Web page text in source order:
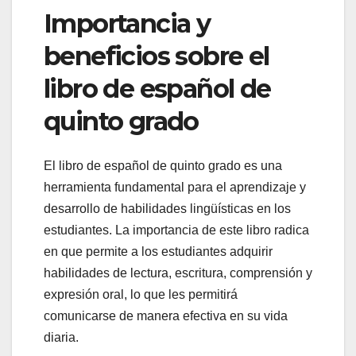
Importancia y
beneficios sobre el
libro de español de
quinto grado
El libro de español de quinto grado es una
herramienta fundamental para el aprendizaje y
desarrollo de habilidades lingüísticas en los
estudiantes. La importancia de este libro radica
en que permite a los estudiantes adquirir
habilidades de lectura, escritura, comprensión y
expresión oral, lo que les permitirá
comunicarse de manera efectiva en su vida
diaria.